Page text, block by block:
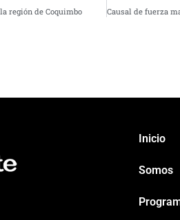
región de Coquimbo
Inicio
Somos